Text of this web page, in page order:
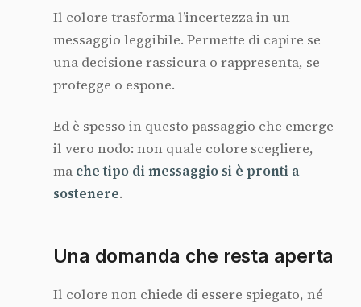
Il colore trasforma l’incertezza in un
messaggio leggibile. Permette di capire se
una decisione rassicura o rappresenta, se
protegge o espone.
Ed è spesso in questo passaggio che emerge
il vero nodo: non quale colore scegliere,
ma che tipo di messaggio si è pronti a
sostenere.
Una domanda che resta aperta
Il colore non chiede di essere spiegato, né